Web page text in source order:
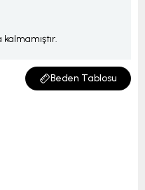
Beden Tablosu